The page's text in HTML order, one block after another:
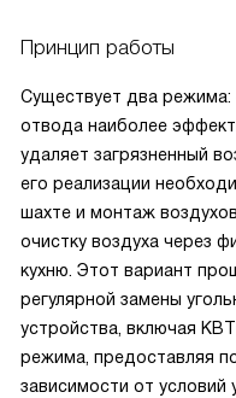
Принцип работы
Существует два
отвода наиболее
удаляет загрязненный
его реализации
шахте и монтаж
очистку воздуха через
кухню. Этот вариант
регулярной замены
устройства, включая
режима, предоставляя
зависимости от условий